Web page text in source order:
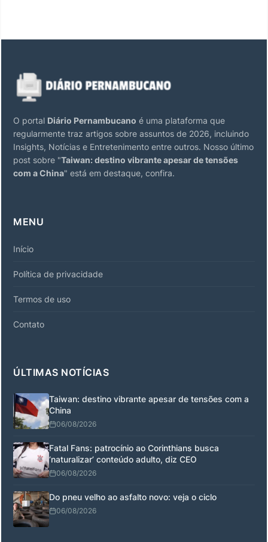
O portal Diário Pernambucano é uma plataforma que
regularmente traz artigos sobre assuntos de 2026, incluindo
Insights, Notícias e Entretenimento entre outros. Nosso último
post sobre "Taiwan: destino vibrante apesar de tensões
com a China" está em destaque, confira.
MENU
Início
Política de privacidade
Termos de uso
Contato
ÚLTIMAS NOTÍCIAS
Taiwan: destino vibrante apesar de tensões com a
China
06/08/2026
Fatal Fans: patrocínio ao Corinthians busca
‘naturalizar’ conteúdo adulto, diz CEO
06/08/2026
Do pneu velho ao asfalto novo: veja o ciclo
06/08/2026